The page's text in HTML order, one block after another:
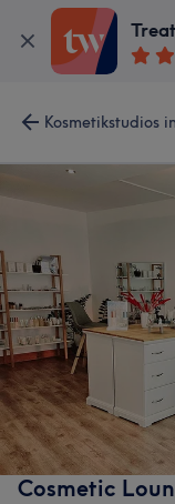
Kosmetikstudios
Cosmetic